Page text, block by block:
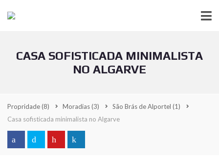
CASA SOFISTICADA MINIMALISTA
NO ALGARVE
Propridade(8) Moradias(3) São Brás de Alportel (1)
Casa sofisticada minimalista no Algarve